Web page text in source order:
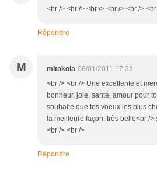
<br /> <br /> <br /> <br /> <br />
Répondre
M mitokola 06/01/2011 17:33
<br /> <br /> Une excellente et
bonheur, joie, santé, amour pour
souhaite que tes voeux les plus
la meilleure façon, très belle<br /
<br /> <br />
Répondre